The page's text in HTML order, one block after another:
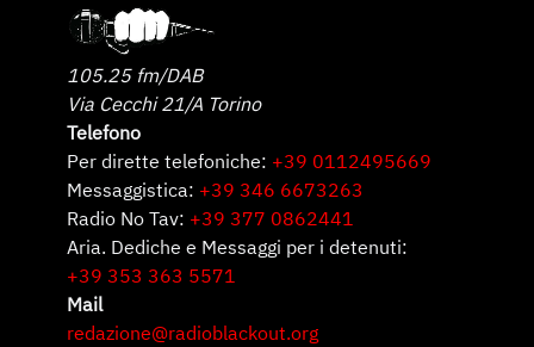
105.25 fm/DAB
Via Cecchi 21/A Torino
Telefono
Per dirette telefoniche: +39 0112495669
Messaggistica: +39 346 6673263
Radio No Tav: +39 377 0862441
Aria. Dediche e Messaggi per i detenuti:
+39 353 363 5571
Mail
redazione@radioblackout.org